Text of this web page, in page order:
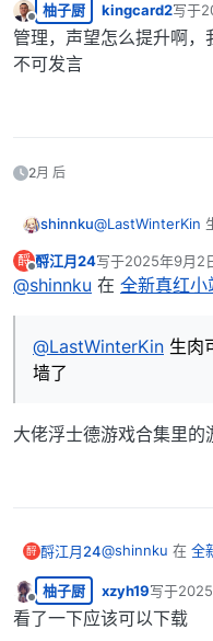
离线
柚子厨 kingcard2写于
最后
管理，声望怎么提升啊
不可发言
2月 后
shinnku@LastWinterKin
酹
离线
酹江月24写于2025年9月2
最后由 编辑
@shinnku 在 全新真红小
@LastWinterKin 生肉
墙了
大佬浮士德游戏合集里的
酹 酹江月24@shinnku 在 全
@
被墙了
离线
柚子厨 xzyh19写于
最后由 编
看了一下应该可以下载